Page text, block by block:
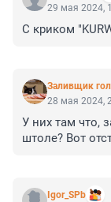
29 мая 2024,
С криком
Заливщик
28 мая 2024,
У них там что,
штоле? Вот
Igor_SPb